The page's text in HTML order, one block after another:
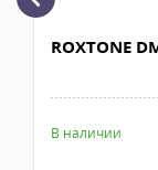
Доставка по
в течении 2-
ROXTONE
В наличии